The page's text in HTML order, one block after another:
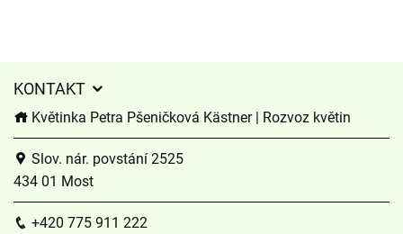
KONTAKT
Květinka Petra Pšeničková Kästner | Rozvoz květin
Slov. nár. povstání 2525
434 01 Most
+420 775 911 222